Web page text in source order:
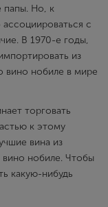
папы. Но, к
с
В 1970-е годы,
из
вино нобиле в мире
торговать
к этому
вина из
нобиле. Чтобы
какую-нибудь